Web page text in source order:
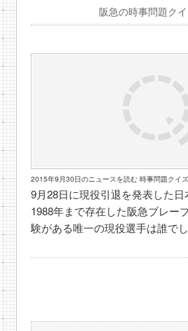
阪急の時事問題ク
2015年9月30日のニュースを読む 時事問題クイズ
9月28日に現役引退を発表した日
1988年まで存在した阪急ブレー
験がある唯一の現役選手は誰で